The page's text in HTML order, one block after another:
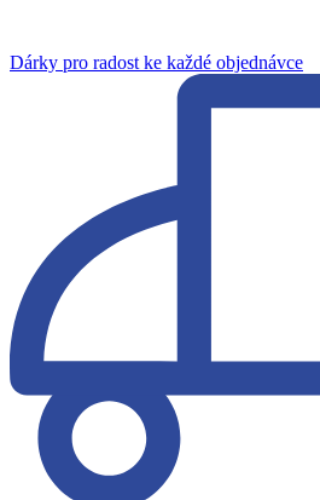
Dárky pro radost ke každé objednávce